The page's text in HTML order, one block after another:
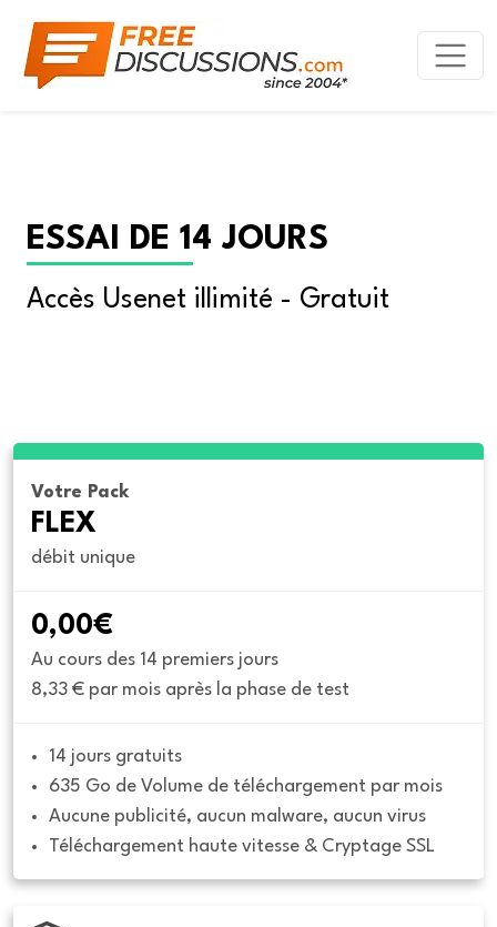
ESSAI DE 14 JOURS
Accès Usenet illimité - Gratuit
Votre Pack
FLEX
débit unique
0,00€
Au cours des 14 premiers jours
8,33 € par mois après la phase de test
14 jours gratuits
635 Go de Volume de téléchargement par mois
Aucune publicité, aucun malware, aucun virus
Téléchargement haute vitesse & Cryptage SSL